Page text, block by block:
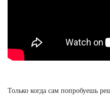
Только когда сам попробуешь